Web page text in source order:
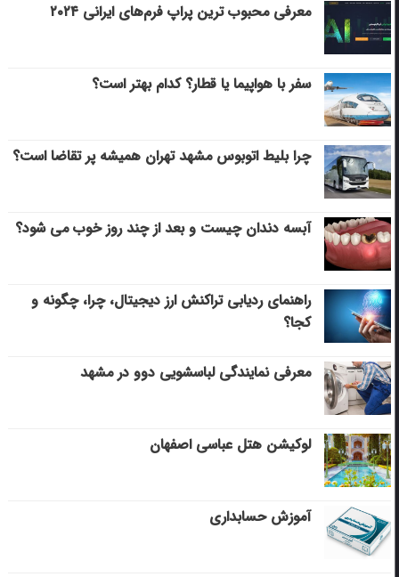
معرفی محبوب ترین پراپ فرم‌های ایرانی ۲۰۲۴
سفر با هواپیما یا قطار؟ کدام بهتر است؟
چرا بلیط اتوبوس مشهد تهران همیشه پر تقاضا است؟
آبسه دندان چیست و بعد از چند روز خوب می‌ شود؟
راهنمای ردیابی تراکنش ارز دیجیتال، چرا، چگونه و
کجا؟
معرفی نمایندگی لباسشویی دوو در مشهد
لوکیشن هتل عباسی اصفهان
آموزش حسابداری